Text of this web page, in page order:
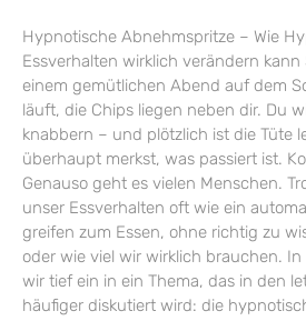
Hypnotische Abnehmspritze – Wie
Essverhalten wirklich verändern kann
einem gemütlichen Abend auf dem
läuft, die Chips liegen neben dir. Du
knabbern – und plötzlich ist die Tüte
überhaupt merkst, was passiert ist.
Genauso geht es vielen Menschen.
unser Essverhalten oft wie ein
greifen zum Essen, ohne richtig zu
oder wie viel wir wirklich brauchen.
wir tief ein in ein Thema, das in den
häufiger diskutiert wird: die